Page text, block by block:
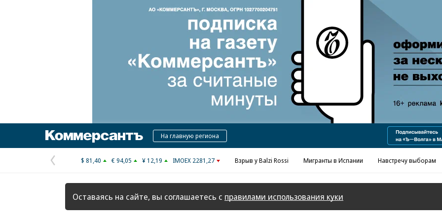
Реклама в «Ъ» www.kommersant.ru/ad
КоммерсантъНа главную региона
Предыдущая
страница
$ 81,40 € 94,05 ¥ 12,19 IMOEX 2281,27 Взрыв у Balzi Rossi Мигранты в Испании Навстречу выборам
Оставаясь на сайте, вы соглашаетесь с правилами использования куки